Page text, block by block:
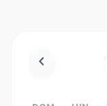
chevron_left